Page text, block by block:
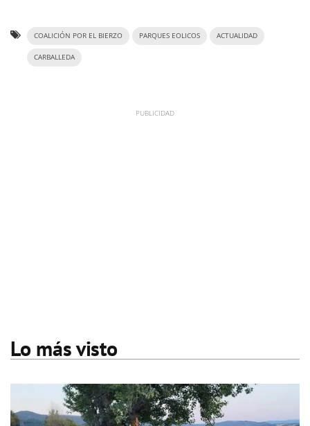
COALICIÓN POR EL BIERZO PARQUES EOLICOS ACTUALIDAD
CARBALLEDA
Lo más visto